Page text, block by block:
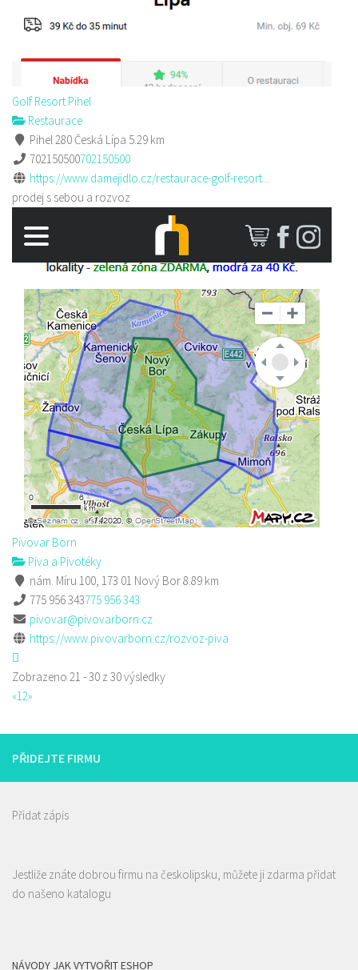
Golf Resort Pihel
Restaurace
Pihel 280 Česká Lípa 5.29 km
702150500702150500
https://www.damejidlo.cz/restaurace-golf-resort...
prodej s sebou a rozvoz
Pivovar Born
Piva a Pivotéky
nám. Míru 100, 173 01 Nový Bor8.89 km
775 956 343775 956 343
pivovar@pivovarborn.cz
https://www.pivovarborn.cz/rozvoz-piva
Zobrazeno 21 - 30 z 30 výsledky
«12»
PŘIDEJTE FIRMU
Přidat zápis
Jestliže znáte dobrou firmu na českolipsku, můžete ji zdarma přidat
do našeno katalogu
NÁVODY JAK VYTVOŘIT ESHOP